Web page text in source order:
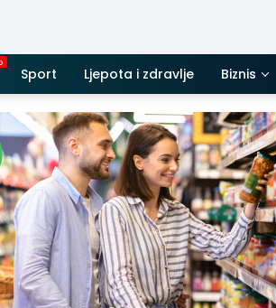
Sport Ljepota i zdravlje Biznis